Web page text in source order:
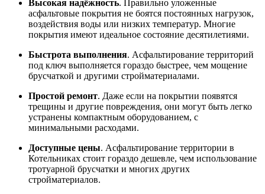
Высокая надёжность. Правильно уложенные
асфальтовые покрытия не боятся постоянных нагрузок,
воздействия воды или низких температур. Многие
покрытия имеют идеальное состояние десятилетиями.
Быстрота выполнения. Асфальтирование территорий
под ключ выполняется гораздо быстрее, чем мощение
брусчаткой и другими стройматериалами.
Простой ремонт. Даже если на покрытии появятся
трещины и другие повреждения, они могут быть легко
устранены компактным оборудованием, с
минимальными расходами.
Доступные цены. Асфальтирование территории в
Котельниках стоит гораздо дешевле, чем использование
тротуарной брусчатки и многих других
стройматериалов.